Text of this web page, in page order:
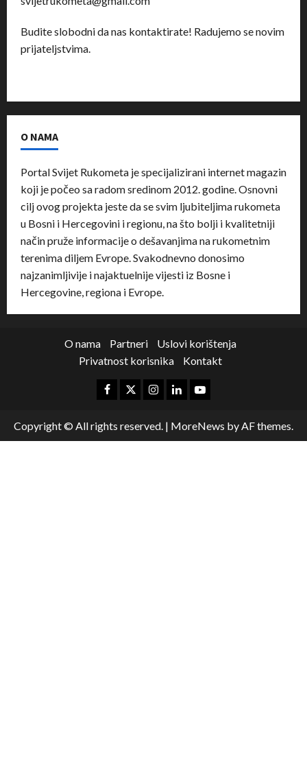
Budite slobodni da nas kontaktirate! Radujemo se novim
prijateljstvima.
O NAMA
Portal Svijet Rukometa je specijalizirani internet magazin
koji je počeo sa radom sredinom 2012. godine. Osnovni
cilj ovog projekta jeste da se svim ljubiteljima rukometa
u Bosni i Hercegovini i regionu, na što bolji i kvalitetniji
način pruže informacije o dešavanjima na rukometnim
terenima diljem Evrope. Svakodnevno donosimo
najzanimljivije i najaktuelnije vijesti iz Bosne i
Hercegovine, regiona i Evrope.
O nama Partneri
Uslovi korištenja
Privatnost korisnika
Kontakt
Copyright © All rights reserved. | MoreNews by AF themes.